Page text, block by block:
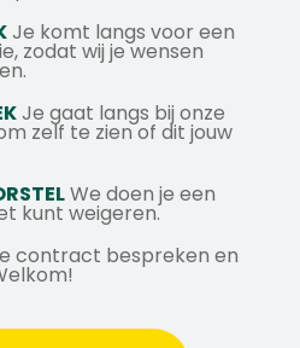
en afmelden van
contractuele afspraken
van afwijkingen.
of
ben je
het aansturen van
aan gebouwgebonden
contact met
datacenters,
Kortom,
een dynamische
deze vacature?
31 31of stuur een
+31 6 43 56 44 91.
Je komt langs voor een
zodat wij je wensen
Je gaat langs bij onze
zelf te zien of dit jouw
We doen je een
kunt weigeren.
contract bespreken en